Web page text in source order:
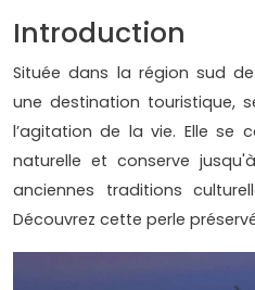
Introduction
Située dans la région sud
une destination touristique,
l’agitation de la vie. Elle se
naturelle et conserve
anciennes traditions
Découvrez cette perle